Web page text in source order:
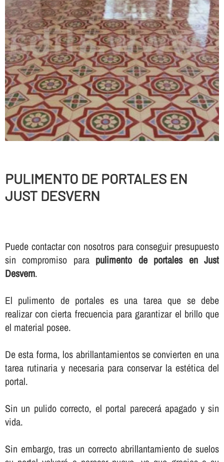
PULIMENTO DE PORTALES EN
JUST DESVERN
Puede contactar con nosotros para conseguir presupuesto
sin compromiso para pulimento de portales en Just
Desvern.
El pulimento de portales es una tarea que se debe
realizar con cierta frecuencia para garantizar el brillo que
el material posee.
De esta forma, los abrillantamientos se convierten en una
tarea rutinaria y necesaria para conservar la estética del
portal.
Sin un pulido correcto, el portal parecerá apagado y sin
vida.
Sin embargo, tras un correcto abrillantamiento de suelos